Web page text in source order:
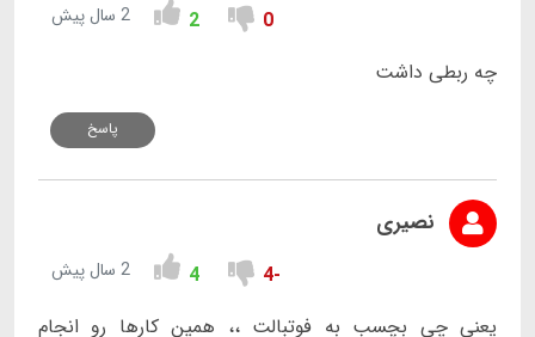
0
2 2 سال پیش
چه ربطی داشت
پاسخ
نصیری
-4
4 2 سال پیش
یعنی چی بچسب به فوتبالت ،، همین کارها رو انجام